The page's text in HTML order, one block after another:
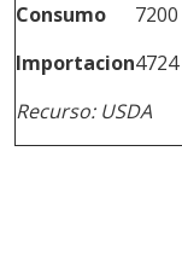
Consumo
7200
Importacion4724
Recurso: USDA